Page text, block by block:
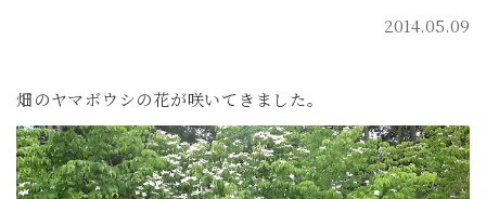
2014.05.09
畑のヤマボウシの花が咲いてきました。